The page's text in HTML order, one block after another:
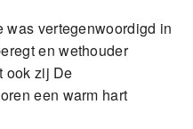
vertegenwoordigd in
en wethouder
ook zij De
een warm hart